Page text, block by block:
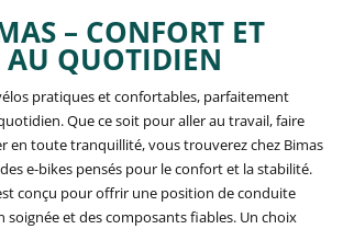
– CONFORT ET
AU QUOTIDIEN
pratiques et confortables, parfaitement
Que ce soit pour aller au travail, faire
en toute tranquillité, vous trouverez chez Bimas
e-bikes pensés pour le confort et la stabilité.
conçu pour offrir une position de conduite
soignée et des composants fiables. Un choix